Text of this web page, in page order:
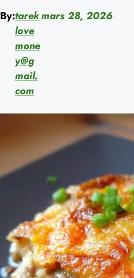
By:tarek
love
mone
y@g
mail.
com
mars 28, 2026